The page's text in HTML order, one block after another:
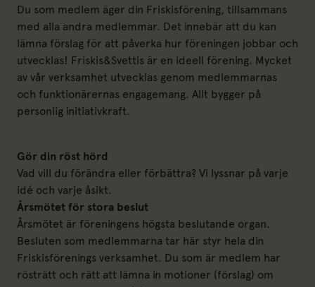
Du som medlem äger din Friskisförening, tillsammans
med alla andra medlemmar. Det innebär att du kan
lämna förslag för att påverka hur föreningen jobbar och
utvecklas! Friskis&Svettis är en ideell förening. Mycket
av vår verksamhet utvecklas genom medlemmarnas
och funktionärernas engagemang. Allt bygger på
personlig initiativkraft.
Gör din röst hörd
Vad vill du förändra eller förbättra? Vi lyssnar på varje
idé och varje åsikt.
Årsmötet för stora beslut
Årsmötet är föreningens högsta beslutande organ.
Besluten som medlemmarna tar här styr hela din
Friskisförenings verksamhet. Du som är medlem har
rösträtt och rätt att lämna in motioner (förslag) om